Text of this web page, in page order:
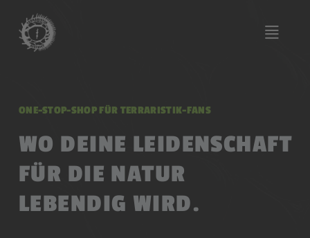
ONE-STOP-SHOP FÜR TERRARISTIK-FANS
WO DEINE LEIDENSCHAFT
FÜR DIE NATUR
LEBENDIG WIRD.